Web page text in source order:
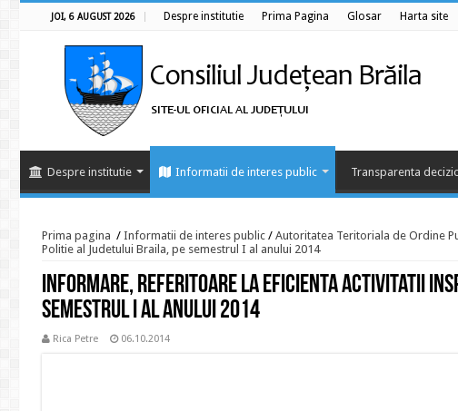
JOI, 6 AUGUST 2026 Despre institutie Prima Pagina Glosar Harta site
Despre institutie Informatii de interes public Transparenta
Prima pagina / Informatii de interes public / Autoritatea Teritoriala de Ordine
Politie al Judetului Braila, pe semestrul I al anului 2014
Informare, referitoare la eficienta activitatii
semestrul I al anului 2014
Rica Petre 06.10.2014